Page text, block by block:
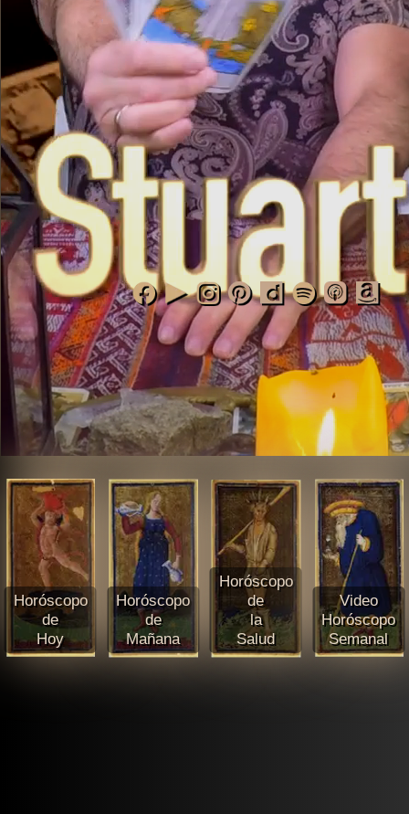
Horóscopo
de
Hoy
Horóscopo
de
Mañana
Horóscopo
de
la
Salud
Video
Horóscopo
Semanal